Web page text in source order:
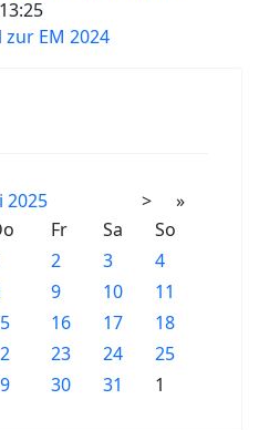
EM 2024
2025 >
»
Fr Sa
So
2 3
4
9 10
11
16 17
18
23 24
25
30 31 1